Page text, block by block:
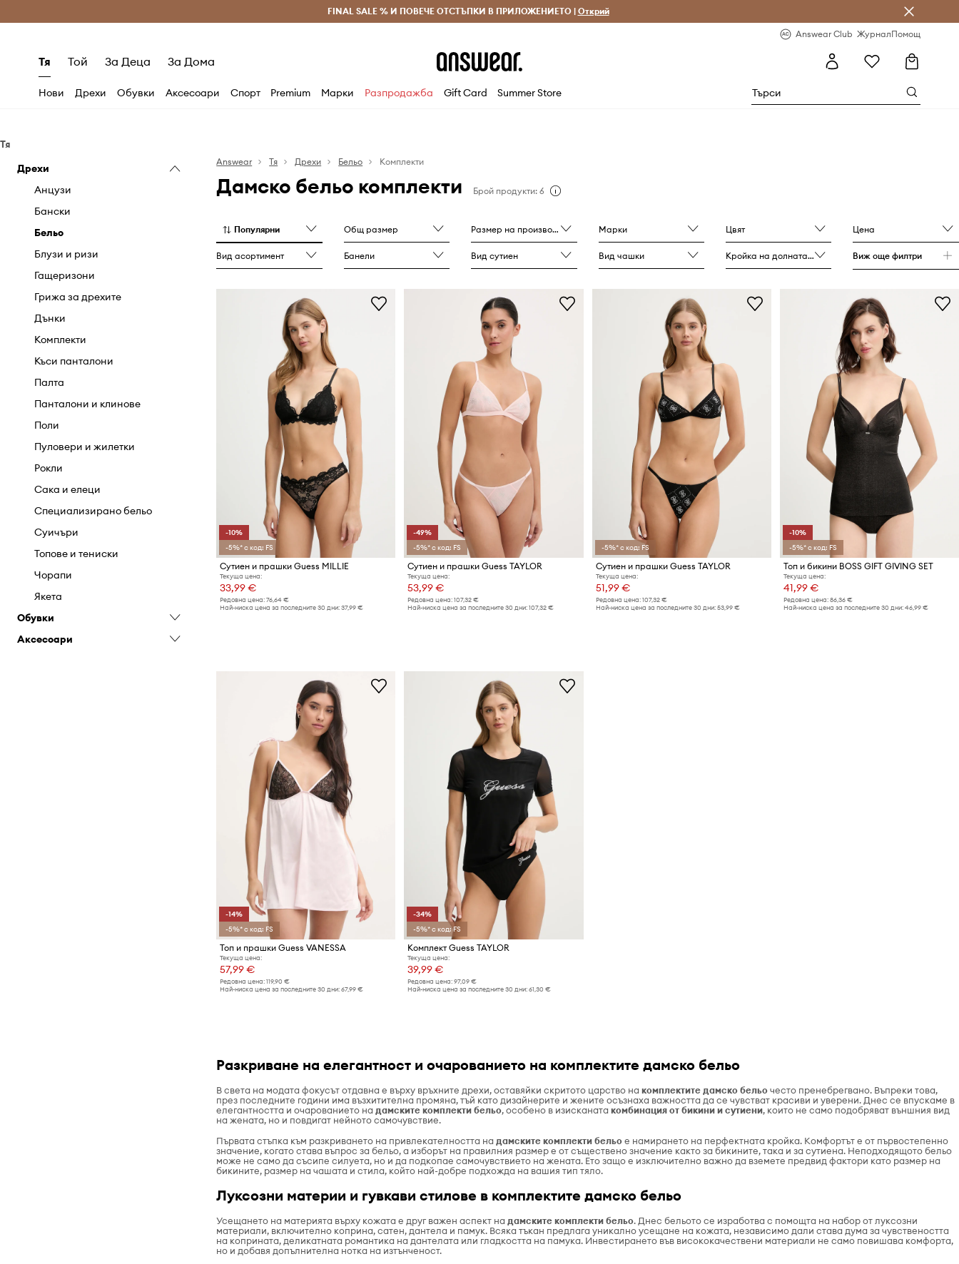
Безплатни доставка и връщане за поръчки над 70 EUR Доставка 1-5 дни
FINAL SALE % И ПОВЕЧЕ ОТСТЪПКИ В ПРИЛОЖЕНИЕТО | Открий
Answear Club ЖурналПомощ
Тя Той За Деца За Дома
Нови Дрехи Обувки Аксесоари Спорт Premium Марки Разпродажба Gift Card Summer Store
Тя
Дрехи
Анцузи
Бански
Бельо
Блузи и ризи
Гащеризони
Грижа за дрехите
Дънки
Комплекти
Къси панталони
Палта
Панталони и клинове
Поли
Пуловери и жилетки
Рокли
Сака и елеци
Специализирано бельо
Суичъри
Топове и тениски
Чорапи
Якета
Обувки
Аксесоари и грижа за
Аксесоари
Answear Тя Дрехи Бельо Комплекти
Дамско бельо комплекти Брой продукти: 6
Популярни Общ размер Размер на производителя Марки Цвят Цена
Вид асортимент Банели Вид сутиен Вид чашки Кройка на долната част Виж още филтри
-10%
-5%* с код: FS
Сутиен и прашки Guess MILLIE
Текуща цена:
33,99 €
Редовна цена: 76,64 €
Най-ниска цена за последните 30 дни: 37,99 €
-49%
-5%* с код: FS
Сутиен и прашки Guess TAYLOR
Текуща цена:
53,99 €
Редовна цена: 107,32 €
Най-ниска цена за последните 30 дни: 107,32 €
-5%* с код: FS
Сутиен и прашки Guess TAYLOR
Текуща цена:
51,99 €
Редовна цена: 107,32 €
Най-ниска цена за последните 30 дни: 53,99 €
-10%
-5%* с код: FS
Топ и бикини BOSS GIFT GIVING SET
Текуща цена:
41,99 €
Редовна цена: 86,36 €
Най-ниска цена за последните 30 дни: 46,99 €
-14%
-5%* с код: FS
Топ и прашки Guess VANESSA
Текуща цена:
57,99 €
Редовна цена: 119,90 €
Най-ниска цена за последните 30 дни: 67,99 €
-34%
-5%* с код: FS
Комплект Guess TAYLOR
Текуща цена:
39,99 €
Редовна цена: 97,09 €
Най-ниска цена за последните 30 дни: 61,30 €
Разкриване на елегантност и очарованието на комплектите дамско бельо
В света на модата фокусът отдавна е върху връхните дрехи, оставяйки скритото царство накомплектите дамско бельочесто пренебрегвано. Въпреки това,
през последните години има възхитителна промяна, тъй като дизайнерите и жените осъзнаха важността да се чувстват красиви и уверени. Днес се впускаме в
елегантността и очарованието на дамските комплекти бельо, особено в изисканатакомбинация от бикини и сутиени, които не само подобряват външния вид
на жената, но и повдигат нейното самочувствие.
Първата стъпка към разкриването на привлекателността на дамските комплекти бельое намирането на перфектната кройка. Комфортът е от първостепенно
значение, когато става въпрос за бельо, а изборът на правилния размер е от съществено значение както за бикините, така и за сутиена. Неподходящото бельо
може не само да съсипе силуета, но и да подкопае самочувствието на жената. Ето защо е изключително важно да вземете предвид фактори като размер на
бикините, размер на чашата и стила, който най-добре подхожда на вашия тип тяло.
Луксозни материи и гувкави стилове в комплектите дамско бельо
Усещането на материята върху кожата е друг важен аспект на дамските комплекти бельо. Днес бельото се изработва с помощта на набор от луксозни
материали, включително коприна, сатен, дантела и памук. Всяка тъкан предлага уникално усещане на кожата, независимо дали става дума за чувствеността
на коприната, деликатната романтика на дантелата или гладкостта на памука. Инвестирането във висококачествени материали не само повишава комфорта,
но и добавя допълнителна нотка на изтънченост.